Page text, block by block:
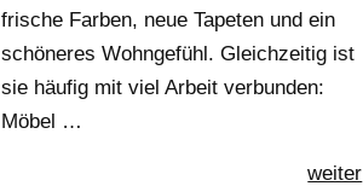
frische Farben, neue Tapeten und ein
schöneres Wohngefühl. Gleichzeitig ist
sie häufig mit viel Arbeit verbunden:
Möbel …
weiter